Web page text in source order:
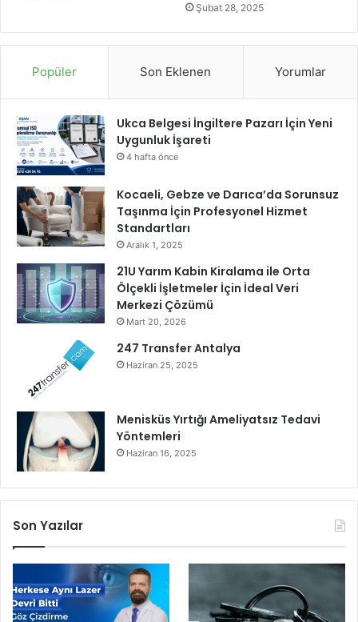
b
a
a
d
…
e
k
ğ
e
n
o
Şubat 28, 2025
Popüler Son Eklenen Yorumlar
Ukca Belgesi İngiltere Pazarı İçin Yeni
Uygunluk İşareti
4 hafta önce
Kocaeli, Gebze ve Darıca’da Sorunsuz
Taşınma İçin Profesyonel Hizmet
Standartları
Aralık 1, 2025
21U Yarım Kabin Kiralama ile Orta
Ölçekli İşletmeler İçin İdeal Veri
Merkezi Çözümü
Mart 20, 2026
247 Transfer Antalya
Haziran 25, 2025
Menisküs Yırtığı Ameliyatsız Tedavi
Yöntemleri
Haziran 16, 2025
Son Yazılar